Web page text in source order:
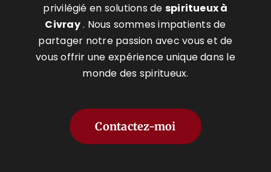
privilégié en solutions de spiritueux à
Civray. Nous sommes impatients de
partager notre passion avec vous et de
vous offrir une expérience unique dans le
monde des spiritueux.
Contactez-moi